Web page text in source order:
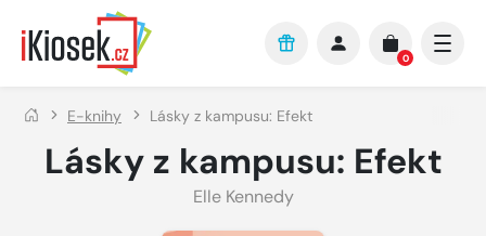
Přejít na hlavní obsah
0
E-knihy Lásky z kampusu: Efekt
Lásky z kampusu: Efekt
Elle Kennedy